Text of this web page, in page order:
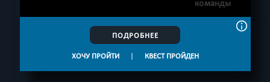
команды
ПОДРОБНЕЕ
ХОЧУ ПРОЙТИ | КВЕСТ ПРОЙДЕН